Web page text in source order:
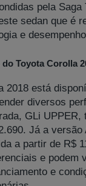
pela Saga
sedan que é
e
Toyota Corolla
2018 está
diversos
GLi UPPER,
Já a versão
a partir de R$
e podem
e